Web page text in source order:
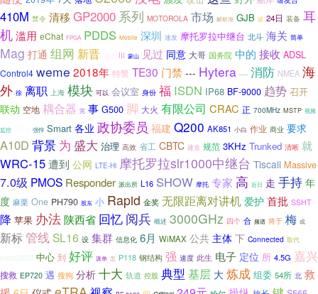
410M 禁令 清移 GP2000 系列 MOTOROLA 市场 解析海 GJB 该 24日 装备 耳
机滥用 eChat FPGA PDDS Mobile 深圳 速发 摩托罗拉中继台 北斗 海关 简单
Mag 打通 组网 新晋 III 蒙山 见过 同意 大哥 国务院 中的 接收 ADSL
Control4 weme 2018年 特警 TE30 门禁 --- Hytera ---- 消防 NMEA 海
外 徐 离职 上海 模块 可以 会议室 身份 福 ISDN IP68 BF-9000 趋势 召开
联动 空地 耦合器 完 事 G500 脚 大火 有限公司 CRAC 正 700MHz MSTP 视频
监控 强悍 Smart 各业 政协委员 福建 Q200 AK851 小白 作业 商业 要求
A10D 背景 为 盛大 治理 高效 省工 CBTC 建造 规范 3KHz Trunked 清晰 就
WRC-15遭到 公网 LTE-Hi 摩托罗拉slr1000中继台 Tiscali Massive
7.0级 PMOS Responder 派出所 L16 SHOW 摩托 专家 高 近日 走 手持 年
度 麻栗 One PH790 股东 小 Rapid 金奖 无限距离对讲机爱护 首批 SSHT
降 苹果 办法陕西省 回忆 阅兵 概述 3000GHz 四个 合 频谱 将于 梅 或
新标管线SL16 设 集群 信息化 6月 WiMAX 公共 主体 下 Connected 取代
中心 到 好评 派单 怎 P118 钢结构 强 速度 此生 电子 定位 所 4.5G 嘉兴
搜救 EP720 遇 搜狗 分析 十大 轨道 控股 典型 基层 大 炼成 组委 54所 北 救